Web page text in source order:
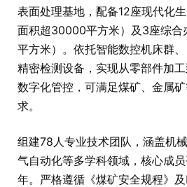
表面处理基地，配备12座现代化
面积超30000平方米）及3座综
平方米）。依托智能数控机床群
精密检测设备，实现从零部件加
数字化管控，可满足煤矿、金属
求。
组建78人专业技术团队，涵盖机
气自动化等多学科领域，核心成
年。严格遵循《煤矿安全规程》